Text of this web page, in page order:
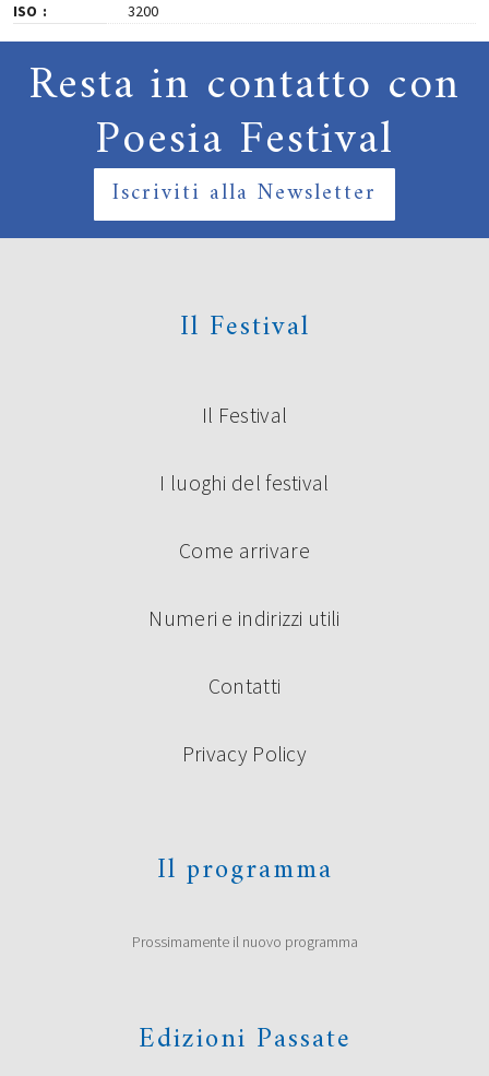
ISO
3200
Resta in contatto con
Poesia Festival
Iscriviti alla Newsletter
Il Festival
Il Festival
I luoghi del festival
Come arrivare
Numeri e indirizzi utili
Contatti
Privacy Policy
Il programma
Prossimamente il nuovo programma
Edizioni Passate